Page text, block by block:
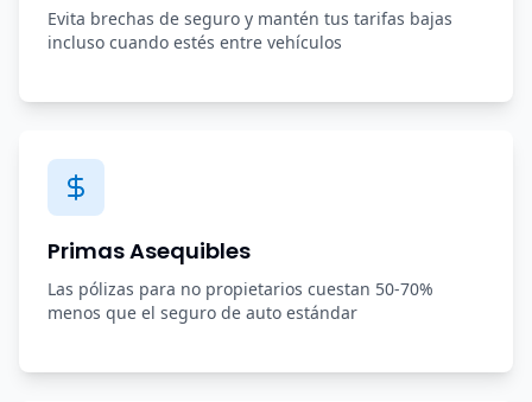
Evita brechas de seguro y mantén tus tarifas bajas
incluso cuando estés entre vehículos
Primas Asequibles
Las pólizas para no propietarios cuestan 50-70%
menos que el seguro de auto estándar